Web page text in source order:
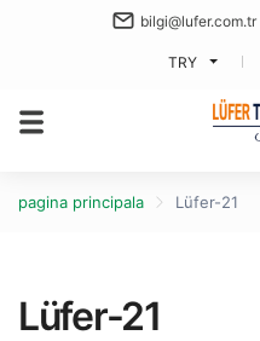
bilgi@lufer.com.tr
TRY
pagina principala Lüfer-21
Lüfer-21